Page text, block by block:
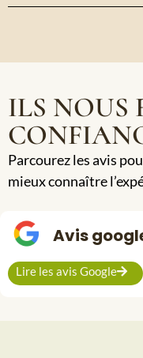
ILS NOUS
Parcourez les avis
mieux connaître
Avis
Lire les avis Google